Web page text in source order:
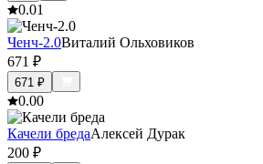
0.01
Ченч-2.0Виталий Ольховиков
671 ₽
671 ₽
0.00
Качели бредаАлексей Дурак
200 ₽